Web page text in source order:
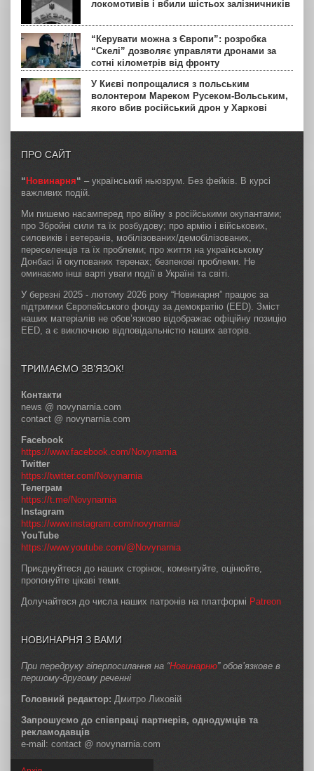
локомотивів і вбили шістьох залізничників
“Керувати можна з Європи”: розробка
“Скелі” дозволяє управляти дронами за
сотні кілометрів від фронту
У Києві попрощалися з польським
волонтером Мареком Русеком-Вольським,
якого вбив російський дрон у Харкові
ПРО САЙТ
“Новинарня“ – український ньюзрум. Без фейків. В курсі
важливих подій.
Ми пишемо насамперед про війну з російськими окупантами;
про Збройні сили та їх розбудову; про армію і військових,
силовиків і ветеранів, мобілізованих/демобілізованих,
переселенців та їх проблеми; про життя на українському
Донбасі й окупованих теренах; безпекові проблеми. Не
оминаємо інші варті уваги події в Україні та світі.
У березні 2025 - лютому 2026 року “Новинарня” працює за
підтримки Європейського фонду за демократію (EED). Зміст
наших матеріалів не обов’язково відображає офіційну позицію
EED, а є виключною відповідальністю наших авторів.
ТРИМАЄМО ЗВ’ЯЗОК!
Контакти
news @ novynarnia.com
contact @ novynarnia.com
Facebook
https://www.facebook.com/Novynarnia
Twitter
https://twitter.com/Novynarnia
Телеграм
https://t.me/Novynarnia
Instagram
https://www.instagram.com/novynarnia/
YouTube
https://www.youtube.com/@Novynarnia
Приєднуйтеся до наших сторінок, коментуйте, оцінюйте,
пропонуйте цікаві теми.
Долучайтеся до числа наших патронів на платформі Patreon
НОВИНАРНЯ З ВАМИ
При передруку гіперпосилання на “Новинарню” обов’язкове в
першому-другому реченні
Головний редактор: Дмитро Лиховій
Запрошуємо до співпраці партнерів, однодумців та
рекламодавців
e-mail: contact @ novynarnia.com